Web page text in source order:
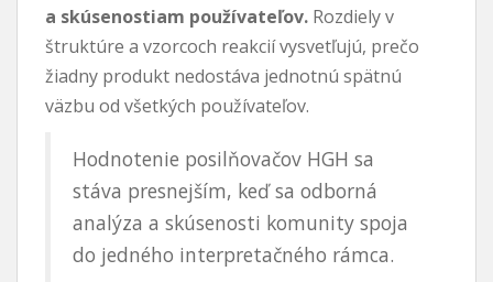
a skúsenostiam používateľov. Rozdiely v
štruktúre a vzorcoch reakcií vysvetľujú, prečo
žiadny produkt nedostáva jednotnú spätnú
väzbu od všetkých používateľov.
Hodnotenie posilňovačov HGH sa
stáva presnejším, keď sa odborná
analýza a skúsenosti komunity spoja
do jedného interpretačného rámca.